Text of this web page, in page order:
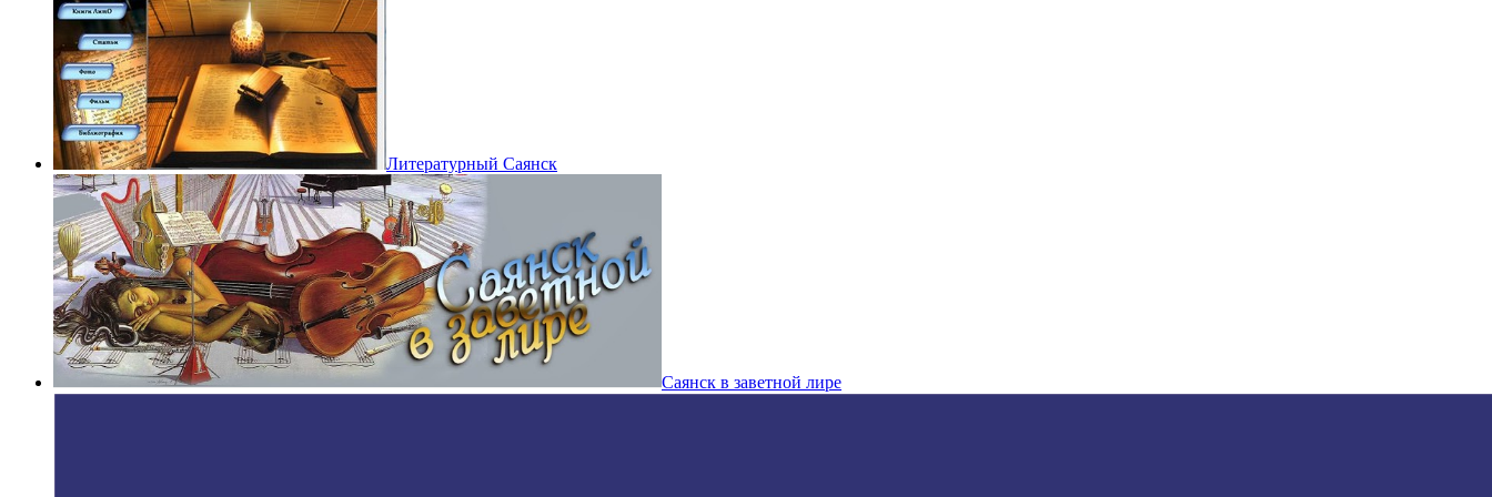
Литературный Саянск
Саянск в заветной лире